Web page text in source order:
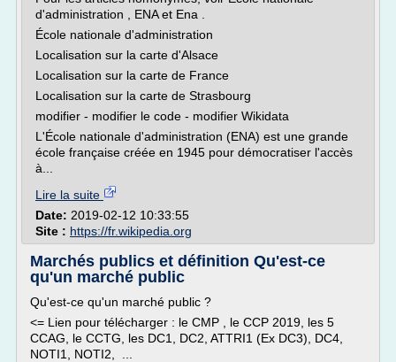
d'administration , ENA et Ena .
École nationale d'administration
Localisation sur la carte d'Alsace
Localisation sur la carte de France
Localisation sur la carte de Strasbourg
modifier - modifier le code - modifier Wikidata
L'École nationale d'administration (ENA) est une grande
école française créée en 1945 pour démocratiser l'accès
à...
Lire la suite
Date: 2019-02-12 10:33:55
Site : https://fr.wikipedia.org
Marchés publics et définition Qu'est-ce
qu'un marché public
Qu'est-ce qu'un marché public ?
<= Lien pour télécharger : le CMP , le CCP 2019, les 5
CCAG, le CCTG, les DC1, DC2, ATTRI1 (Ex DC3), DC4,
NOTI1, NOTI2, ...